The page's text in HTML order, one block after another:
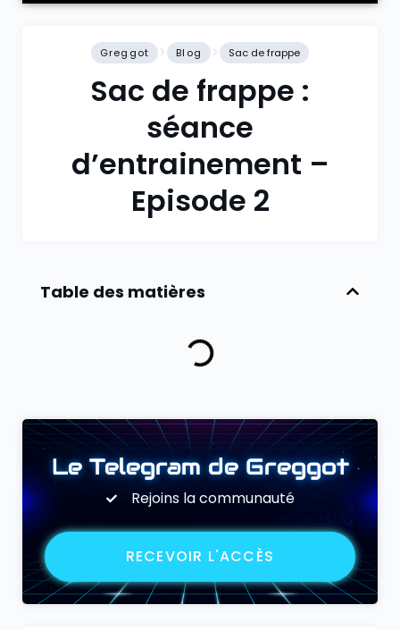
Greggot Blog Sac de frappe
Sac de frappe :
séance
d’entrainement –
Episode 2
Table des matières
Le Telegram de Greggot
Rejoins la communauté
RECEVOIR L'ACCÈS